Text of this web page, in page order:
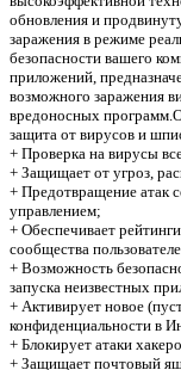
обновления и
заражения в режиме
безопасности вашего
приложений,
возможного заражения
вредоносных
защита от вирусов и
+ Проверка на вирусы
+ Защищает от угроз,
+ Предотвращение атак
управлением;
+ Обеспечивает
сообщества
+ Возможность
запуска неизвестных
+ Активирует новое
конфиденциальности в
+ Блокирует атаки
+ Защищает почтовый